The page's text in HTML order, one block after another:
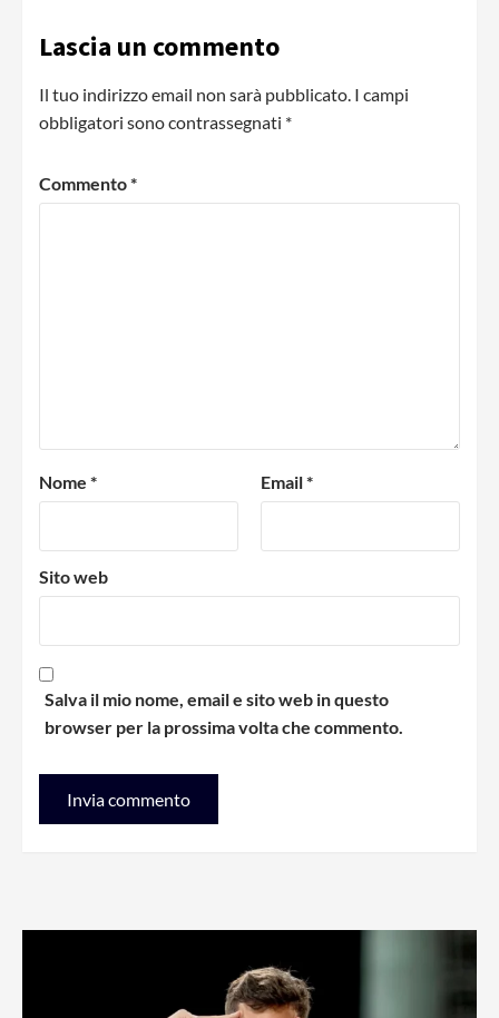
Lascia un commento
Il tuo indirizzo email non sarà pubblicato. I campi
obbligatori sono contrassegnati *
Commento*
Nome * Email*
Sito web
Salva il mio nome, email e sito web in questo
browser per la prossima volta che commento.